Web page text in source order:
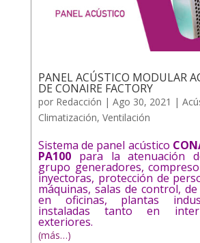
PANEL ACÚSTICO MODULAR
DE CONAIRE FACTORY
por Redacción | Ago 30, 2021 |
Climatización, Ventilación
Sistema de panel acústico
PA100para la atenuación
grupo generadores,
inyectoras, protección de
máquinas, salas de control,
en oficinas, plantas
instaladas tanto en
exteriores.
(más…)